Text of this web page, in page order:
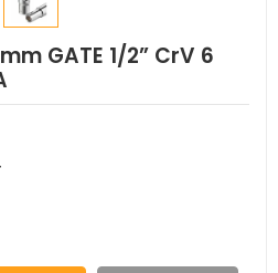
GATE 1/2” CrV 6